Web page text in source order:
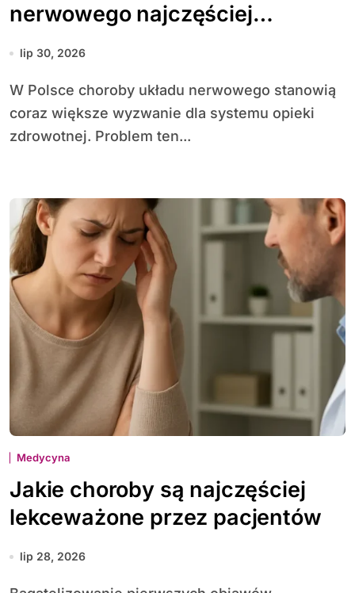
nerwowego najczęściej
diagnozuje się w Polsce
lip 30, 2026
W Polsce choroby układu nerwowego stanowią
coraz większe wyzwanie dla systemu opieki
zdrowotnej. Problem ten...
Medycyna
Jakie choroby są najczęściej
lekceważone przez pacjentów
lip 28, 2026